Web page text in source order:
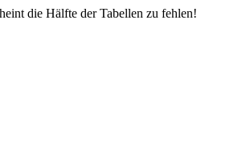
die Hälfte der Tabellen zu fehlen!